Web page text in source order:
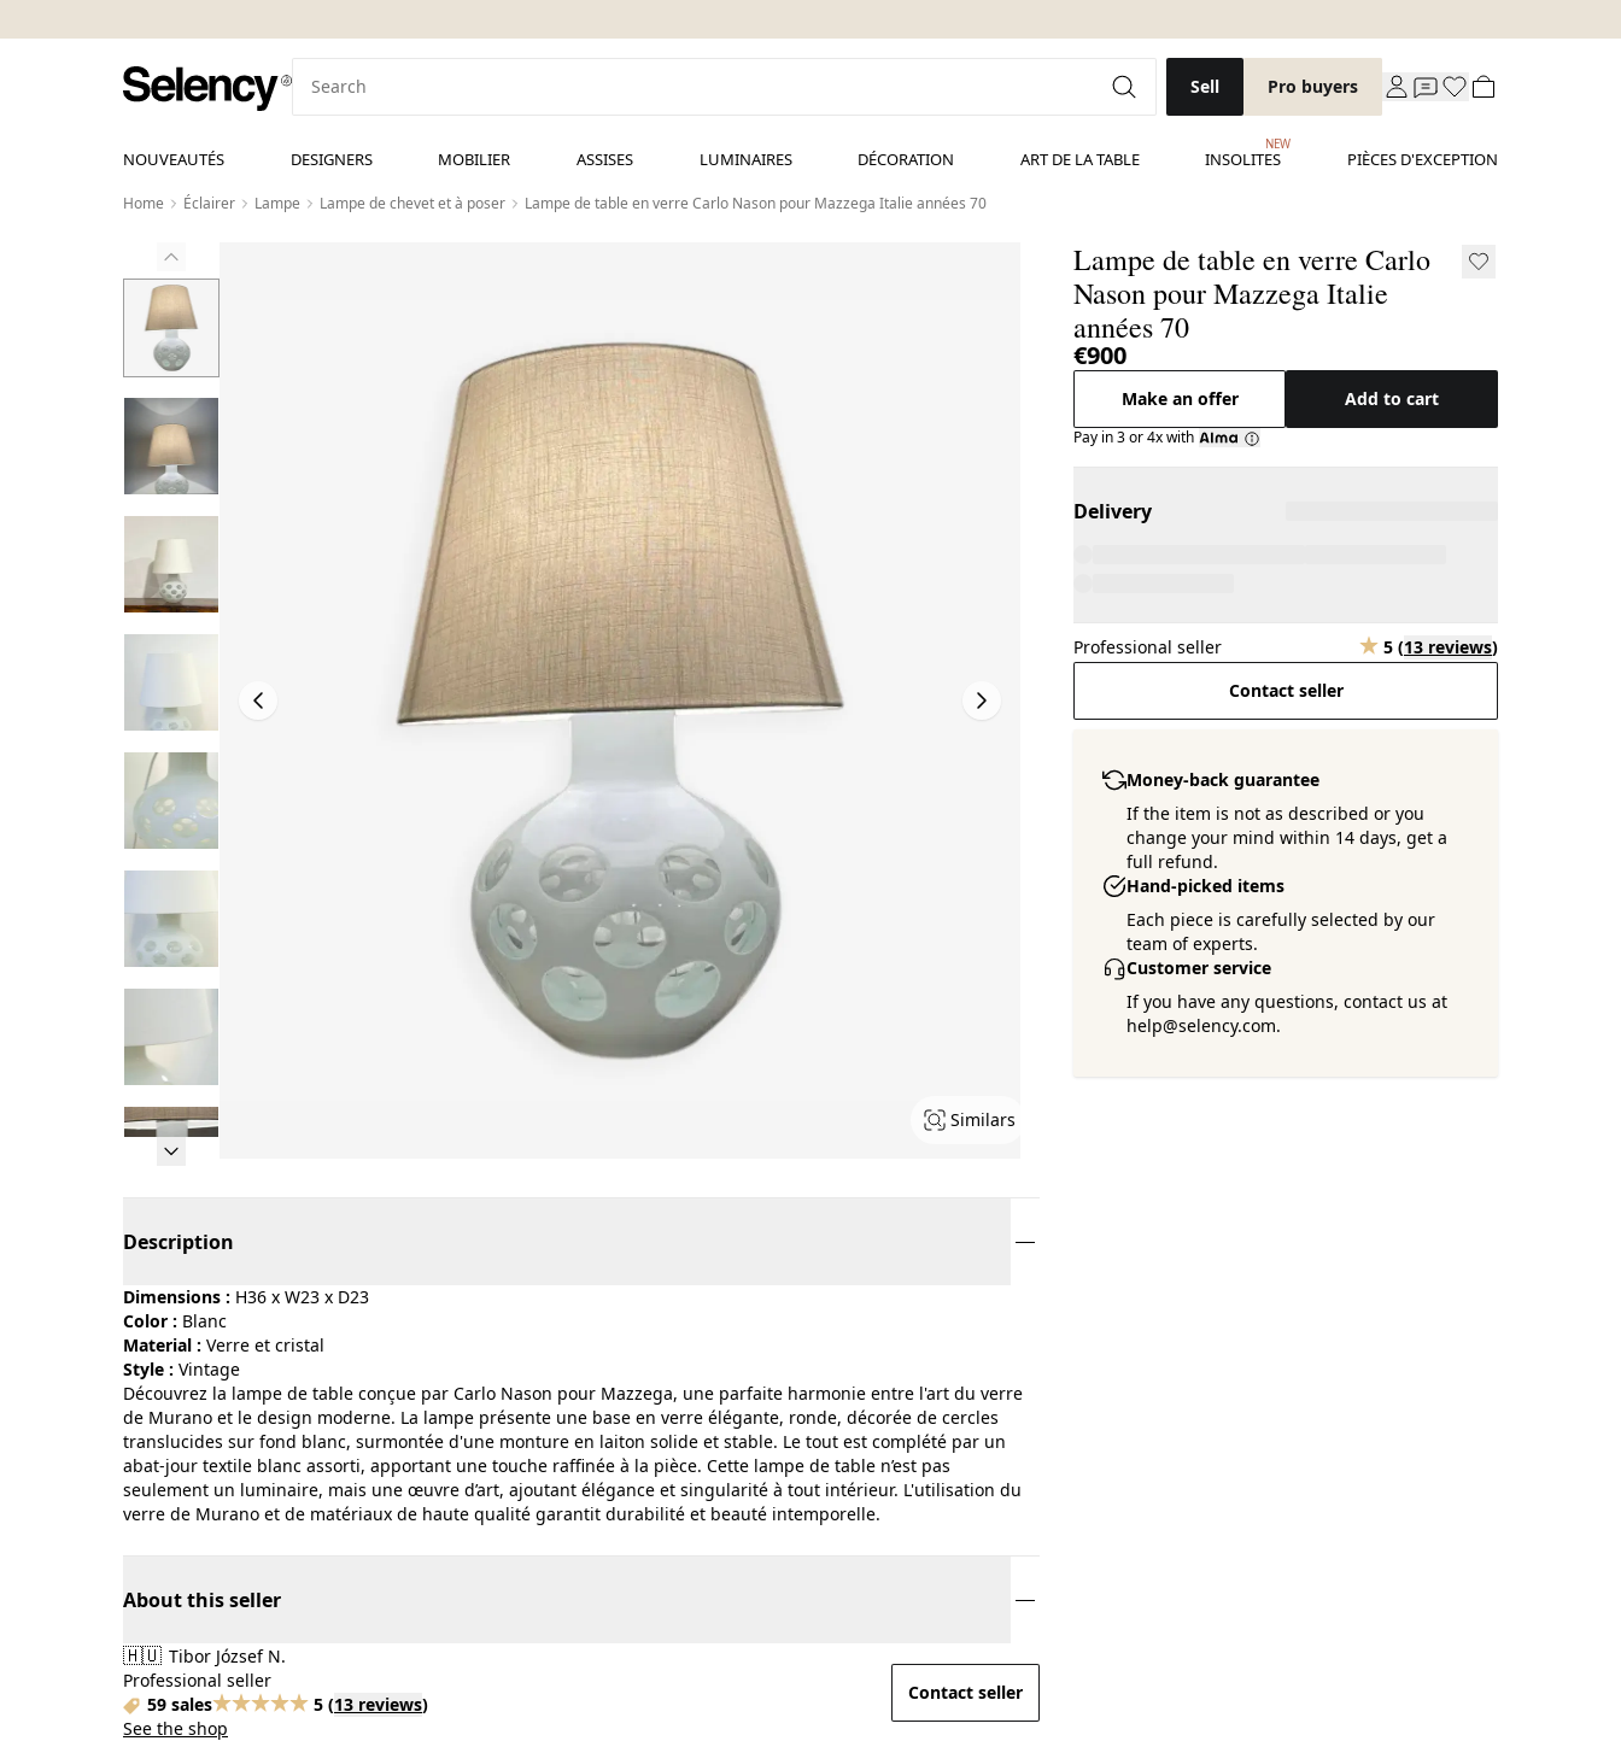
Sell Pro buyers
NOUVEAUTÉS DESIGNERS MOBILIER ASSISES LUMINAIRES DÉCORATION ART DE LA TABLE INSOLITES
NEW
PIÈCES D'EXCEPTION
Home Éclairer Lampe Lampe de chevet et à poser Lampe de table en verre Carlo Nason pour Mazzega Italie années 70
Similars
Lampe de table en verre Carlo
Nason pour Mazzega Italie
années 70
€900
Make an offer Add to cart
Pay in 3 or 4x with
Delivery
Professional seller 5 (13 reviews)
Contact seller
Money-back guarantee
If the item is not as described or you
change your mind within 14 days, get a
full refund.
Hand-picked items
Each piece is carefully selected by our
team of experts.
Customer service
If you have any questions, contact us at
help@selency.com.
Description
Dimensions : H36 x W23 x D23
Color :
blanc
Material :
verre et cristal
Style :
vintage
Découvrez la lampe de table conçue par Carlo Nason pour Mazzega, une parfaite harmonie entre l'art du verre
de Murano et le design moderne. La lampe présente une base en verre élégante, ronde, décorée de cercles
translucides sur fond blanc, surmontée d'une monture en laiton solide et stable. Le tout est complété par un
abat-jour textile blanc assorti, apportant une touche raffinée à la pièce. Cette lampe de table n’est pas
seulement un luminaire, mais une œuvre d’art, ajoutant élégance et singularité à tout intérieur. L'utilisation du
verre de Murano et de matériaux de haute qualité garantit durabilité et beauté intemporelle.
About this seller
🇭🇺 Tibor József N.
Professional seller
59 sales
5 (13 reviews)
See the shop
Contact seller